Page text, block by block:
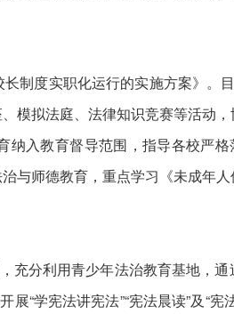
度实职化运行的实施方案》。
模拟法庭、法律知识竞赛等活动
入教育督导范围，指导各校严
与师德教育，重点学习《未成年
分利用青少年法治教育基地，
“学宪法讲宪法”“宪法晨读”及“